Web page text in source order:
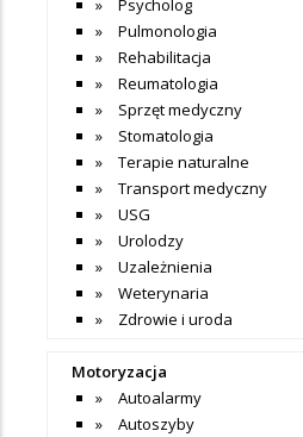
Psycholog
Pulmonologia
Rehabilitacja
Reumatologia
Sprzęt medyczny
Stomatologia
Terapie naturalne
Transport medyczny
USG
Urolodzy
Uzależnienia
Weterynaria
Zdrowie i uroda
Motoryzacja
Autoalarmy
Autoszyby